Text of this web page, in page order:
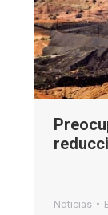
Noticias